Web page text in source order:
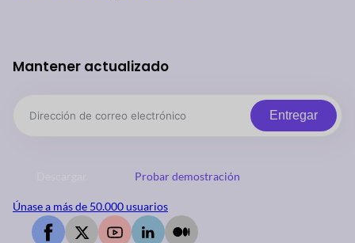
Mantener actualizado
Entregar
Probar demostración
Únase a más de 50.000 usuarios